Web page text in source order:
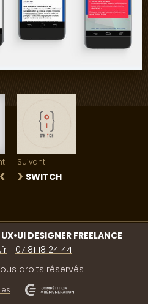
Suivant
SWITCH
DESIGNER FREELANCE
07 81 18 24 44
droits réservés